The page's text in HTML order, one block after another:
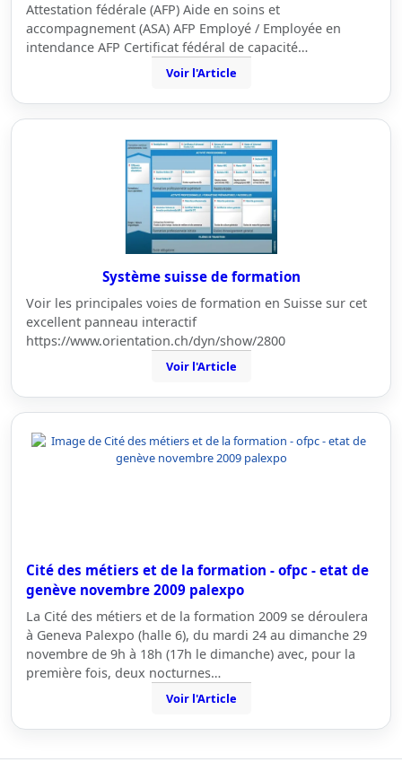
Attestation fédérale (AFP) Aide en soins et
accompagnement (ASA) AFP Employé / Employée en
intendance AFP Certificat fédéral de capacité…
Voir l'Article
Système suisse de formation
Voir les principales voies de formation en Suisse sur cet
excellent panneau interactif
https://www.orientation.ch/dyn/show/2800
Voir l'Article
Cité des métiers et de la formation - ofpc - etat de
genève novembre 2009 palexpo
La Cité des métiers et de la formation 2009 se déroulera
à Geneva Palexpo (halle 6), du mardi 24 au dimanche 29
novembre de 9h à 18h (17h le dimanche) avec, pour la
première fois, deux nocturnes…
Voir l'Article